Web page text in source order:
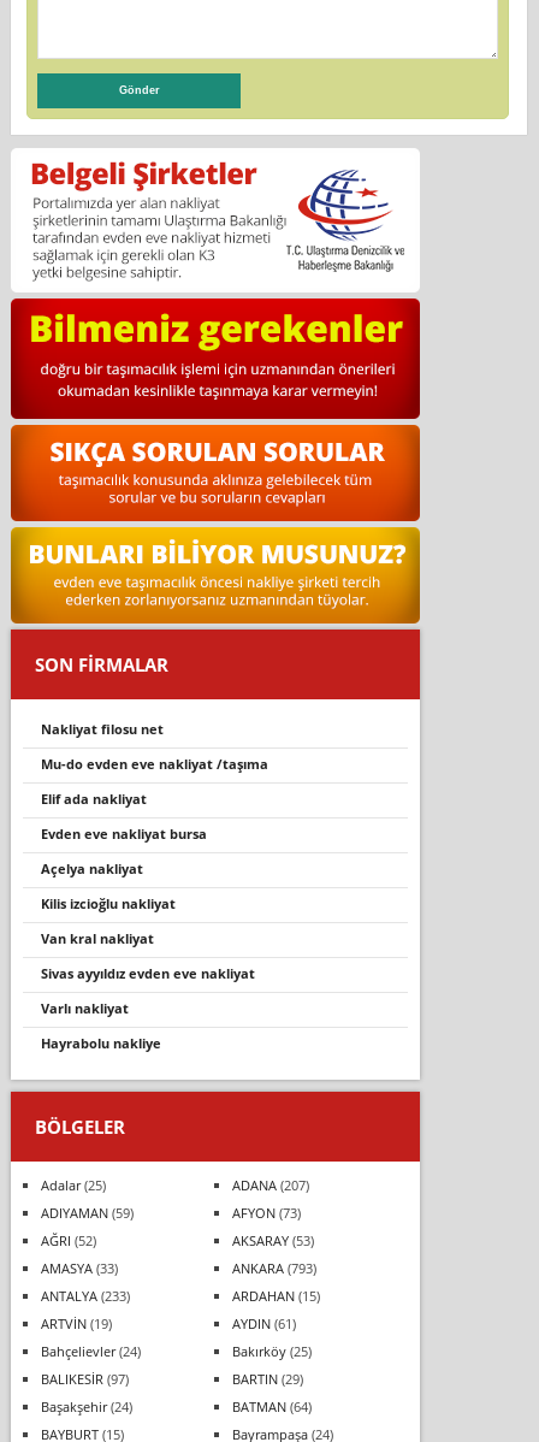
SON FİRMALAR
nakliyat filosu net
mu-do evden eve nakli̇yat /taşima
elif ada nakliyat
evden eve nakliyat bursa
açelya nakli̇yat
kilis izcioğlu nakliyat
van kral nakliyat
si̇vas ayyildiz evden eve nakli̇yat
varli nakli̇yat
hayrabolu nakli̇ye
BÖLGELER
Adalar(25) ADANA(207)
ADIYAMAN(59) AFYON(73)
AĞRI (52) AKSARAY(53)
AMASYA(33) ANKARA(793)
ANTALYA(233) ARDAHAN(15)
ARTVİN(19) AYDIN(61)
Bahçelievler(24) Bakırköy(25)
BALIKESİR (97) BARTIN(29)
Başakşehir(24) BATMAN(64)
BAYBURT(15) Bayrampaşa(24)